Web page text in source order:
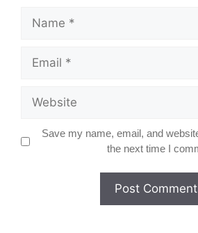
Name
Email
Website
Save my name, email, and
the next time I